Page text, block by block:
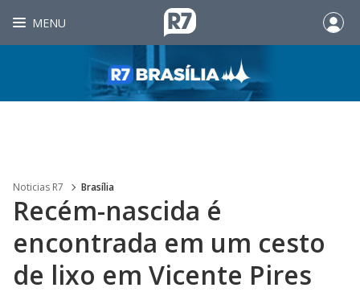
MENU
Noticias R7 Brasília
Recém-nascida é
encontrada em um cesto
de lixo em Vicente Pires